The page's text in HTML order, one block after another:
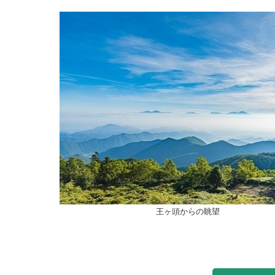
王ヶ頭からの眺望